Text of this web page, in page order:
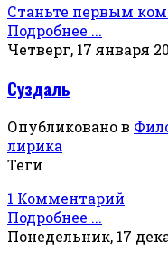
Станьте первым
Подробнее ...
Четверг, 17 января
Суздаль
Опубликовано в
лирика
Теги
1 Комментарий
Подробнее ...
Понедельник, 17